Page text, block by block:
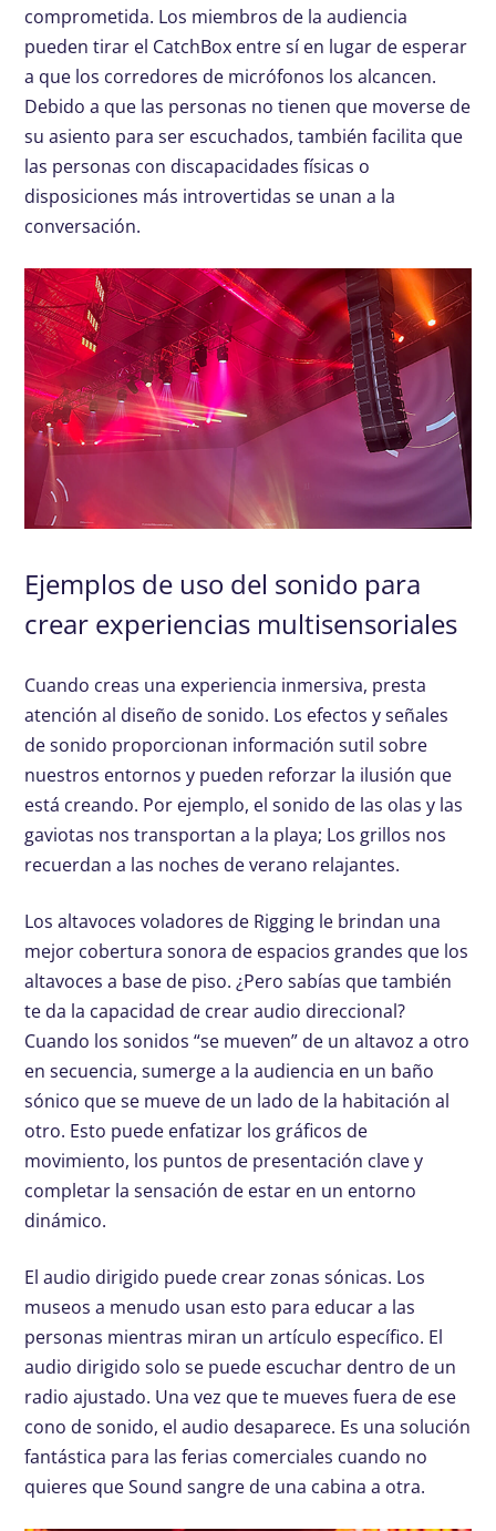
comprometida. Los miembros de la audiencia
pueden tirar el CatchBox entre sí en lugar de esperar
a que los corredores de micrófonos los alcancen.
Debido a que las personas no tienen que moverse de
su asiento para ser escuchados, también facilita que
las personas con discapacidades físicas o
disposiciones más introvertidas se unan a la
conversación.
Ejemplos de uso del sonido para
crear experiencias multisensoriales
Cuando creas una experiencia inmersiva, presta
atención al diseño de sonido. Los efectos y señales
de sonido proporcionan información sutil sobre
nuestros entornos y pueden reforzar la ilusión que
está creando. Por ejemplo, el sonido de las olas y las
gaviotas nos transportan a la playa; Los grillos nos
recuerdan a las noches de verano relajantes.
Los altavoces voladores de Rigging le brindan una
mejor cobertura sonora de espacios grandes que los
altavoces a base de piso. ¿Pero sabías que también
te da la capacidad de crear audio direccional?
Cuando los sonidos “se mueven” de un altavoz a otro
en secuencia, sumerge a la audiencia en un baño
sónico que se mueve de un lado de la habitación al
otro. Esto puede enfatizar los gráficos de
movimiento, los puntos de presentación clave y
completar la sensación de estar en un entorno
dinámico.
El audio dirigido puede crear zonas sónicas. Los
museos a menudo usan esto para educar a las
personas mientras miran un artículo específico. El
audio dirigido solo se puede escuchar dentro de un
radio ajustado. Una vez que te mueves fuera de ese
cono de sonido, el audio desaparece. Es una solución
fantástica para las ferias comerciales cuando no
quieres que Sound sangre de una cabina a otra.